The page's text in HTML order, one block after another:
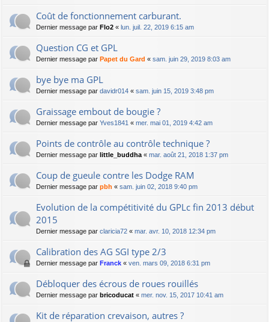
Coût de fonctionnement carburant.
Dernier message par Flo2 « lun. juil. 22, 2019 6:15 am
Question CG et GPL
Dernier message par Papet du Gard « sam. juin 29, 2019 8:03 am
bye bye ma GPL
Dernier message par davidr014 « sam. juin 15, 2019 3:48 pm
Graissage embout de bougie ?
Dernier message par Yves1841 « mer. mai 01, 2019 4:42 am
Points de contrôle au contrôle technique ?
Dernier message par little_buddha « mar. août 21, 2018 1:37 pm
Coup de gueule contre les Dodge RAM
Dernier message par pbh « sam. juin 02, 2018 9:40 pm
Evolution de la compétitivité du GPLc fin 2013 début
2015
Dernier message par claricia72 « mar. avr. 10, 2018 12:34 pm
Calibration des AG SGI type 2/3
Dernier message par Franck « ven. mars 09, 2018 6:31 pm
Débloquer des écrous de roues rouillés
Dernier message par bricoducat « mer. nov. 15, 2017 10:41 am
Kit de réparation crevaison, autres ?